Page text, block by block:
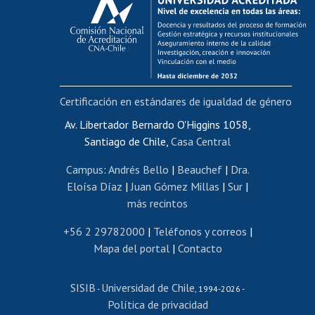
Postulación al AUCAI
Funcionarias/os
Cursos internos de capacitación
Bienestar del personal
Portal de movilidad interna
Certificado de renta
Certificado de renta honorarios
Editar páginas blancas
Extranjeras/os
Revalidación y reconocimiento de títulos
Postulación al Programa de Movilidad Estudiantil
Cursos de español
Av. Libertador Bernardo O'Higgins 1058,
Santiago de Chile, Casa Central
Campus: Andrés Bello | Beauchef| Dra.
Eloísa Díaz |Juan Gómez Millas | Sur |
más recintos
+56 2 29782000 | Teléfonos y correos |
Mapa del portal| Contacto
SISIB - Universidad de Chile, 1994-2026 -
Política de privacidad
Certificación en estándares de igualdad de género